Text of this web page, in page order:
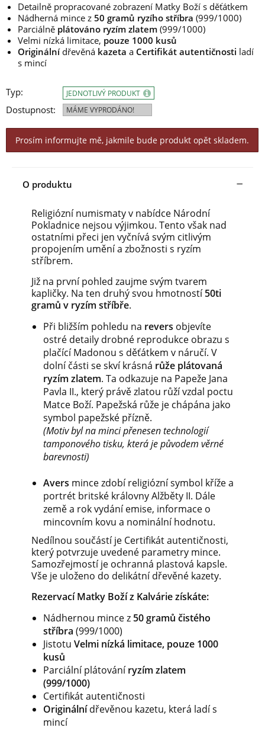
Detailně propracované zobrazení Matky Boží s děťátkem
Nádherná mince z 50 gramů ryzího stříbra (999/1000)
Parciálně plátováno ryzím zlatem (999/1000)
Velmi nízká limitace, pouze 1000 kusů
Originálnídřevěná kazeta a Certifikát autentičnosti ladí
s mincí
Typ:
Dostupnost:
JEDNOTLIVÝ PRODUKT
MÁME VYPRODÁNO!
Prosím informujte mě, jakmile bude produkt opět skladem.
O produktu
Religiózní numismaty v nabídce Národní
Pokladnice nejsou výjimkou. Tento však nad
ostatními přeci jen vyčnívá svým citlivým
propojením umění a zbožnosti s ryzím
stříbrem.
Již na první pohled zaujme svým tvarem
kapličky. Na ten druhý svou hmotností50ti
gramů v ryzím stříbře.
Při bližším pohledu na revers objevíte
ostré detaily drobné reprodukce obrazu s
plačící Madonou s děťátkem v náručí. V
dolní části se skví krásná růže plátovaná
ryzím zlatem. Ta odkazuje na Papeže Jana
Pavla II., který právě zlatou růží vzdal poctu
Matce Boží. Papežská růže je chápána jako
symbol papežské přízně.
(Motiv byl na minci přenesen technologií
tamponového tisku, která je původem věrné
barevnosti)
Avers mince zdobí religiózní symbol kříže a
portrét britské královny Alžběty II. Dále
země a rok vydání emise, informace o
mincovním kovu a nominální hodnotu.
Nedílnou součástí je Certifikát autentičnosti,
který potvrzuje uvedené parametry mince.
Samozřejmostí je ochranná plastová kapsle.
Vše je uloženo do delikátní dřevěné kazety.
Rezervací Matky Boží z Kalvárie získáte:
Nádhernou mince z 50 gramů čistého
stříbra (999/1000)
Jistotu Velmi nízká limitace, pouze 1000
kusů
Parciální plátováníryzím zlatem
(999/1000)
Certifikát autentičnosti
Originálnídřevěnou kazetu, která ladí s
mincí